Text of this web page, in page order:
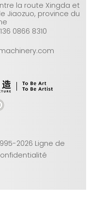
la route Xingda et
Jiaozuo, province du
0866 8310
1995-2026 Ligne de